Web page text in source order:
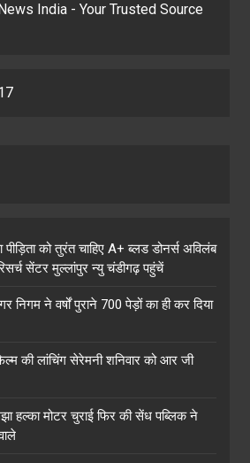
India - Your Trusted Source
पीड़िता को तुरंत चाहिए A+ ब्लड डोनर्स अविलंब
सेंटर मुल्लांपुर न्यु चंडीगढ़ पहुंचें
निगम ने वर्षों पुराने 700 पेड़ों का ही कर दिया
की लांचिंग सेरेमनी शनिवार को आर जी
हल्का मोटर चुराई फिर की सेंध पब्लिक ने